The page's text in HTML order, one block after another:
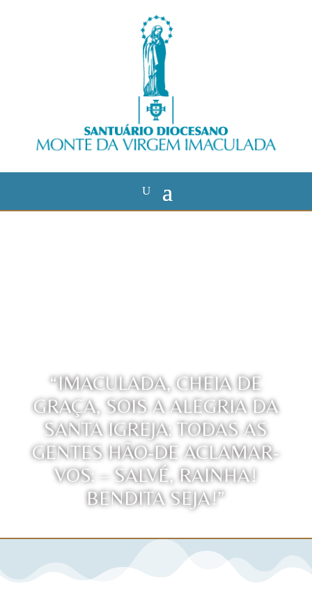
“IMACULADA, CHEIA DE
GRAÇA, SOIS A ALEGRIA DA
SANTA IGREJA: TODAS AS
GENTES HÃO-DE ACLAMAR-
VOS: – SALVÉ, RAINHA!
BENDITA SEJA!”